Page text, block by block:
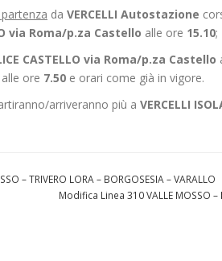
da VERCELLI Autostazione
via Roma/p.za Castello alle ore 15.10;
CASTELLO via Roma/p.za Castello
ore 7.50 e orari come già in vigore.
arriveranno più a VERCELLI
– TRIVERO LORA – BORGOSESIA – VARALLO
Modifica Linea 310 VALLE MOSSO –